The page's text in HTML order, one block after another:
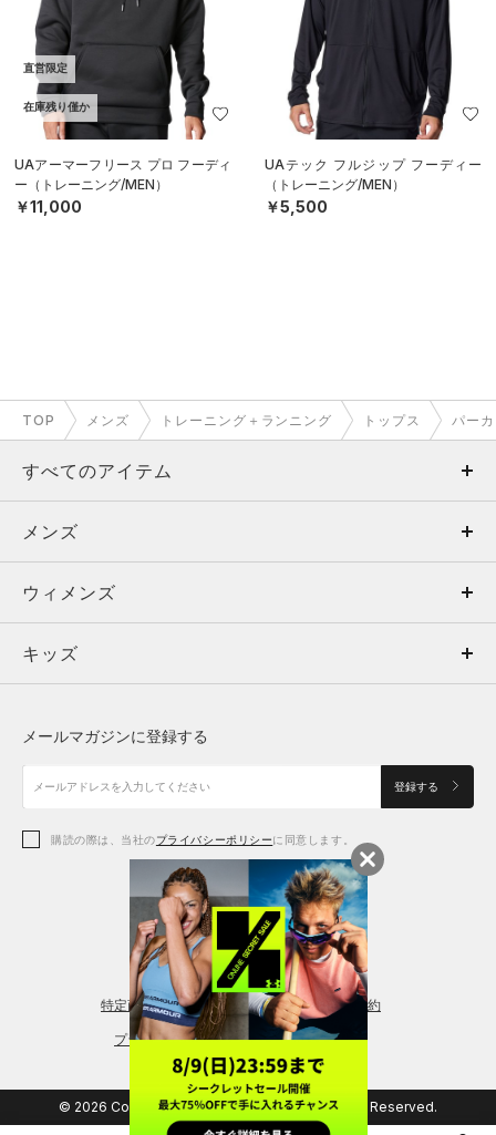
直営限定
在庫残り僅か
UAアーマーフリース プロ フーディ
ー（トレーニング/MEN）
￥11,000
UAテック フルジップ フーディー
（トレーニング/MEN）
￥5,500
TOP メンズ トレーニング＋ランニング トップス パー
すべてのアイテム
メンズ
ウィメンズ
キッズ
アクセサリー
メンズ
トップス
ボトムス
アクセサリー
ウィメンズ
トップス
シューズ
アクセサリー
レギンス＆タイツ
キッズ
シューズ
メールマガジンに登録する
登録する
購読の際は、当社のプライバシーポリシーに同意します。
特定商取引法に基づく通販の表記 会員規約
プライバシーポリシー
© 2026 Copyright DOME Corporation. All Rights Reserved.